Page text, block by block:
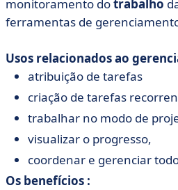
monitoramento dotrabalho
ferramentas de
Usos relacionados ao
atribuição de tarefas
criação de tarefas
trabalhar no modo de
visualizar o progresso,
coordenar e gerenciar
Os benefícios :